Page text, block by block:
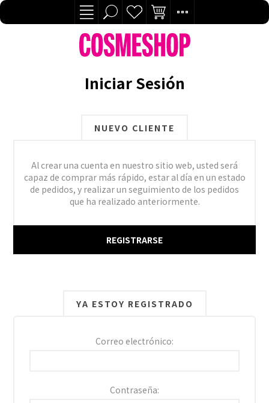
Iniciar Sesión
NUEVO CLIENTE
Al crear una cuenta en nuestro sitio web, usted será
capaz de comprar más rápido, estar al día en un estado
de pedidos, y realizar un seguimiento de los pedidos
que ha realizado anteriormente.
YA ESTOY REGISTRADO
Correo electrónico:
Contraseña: